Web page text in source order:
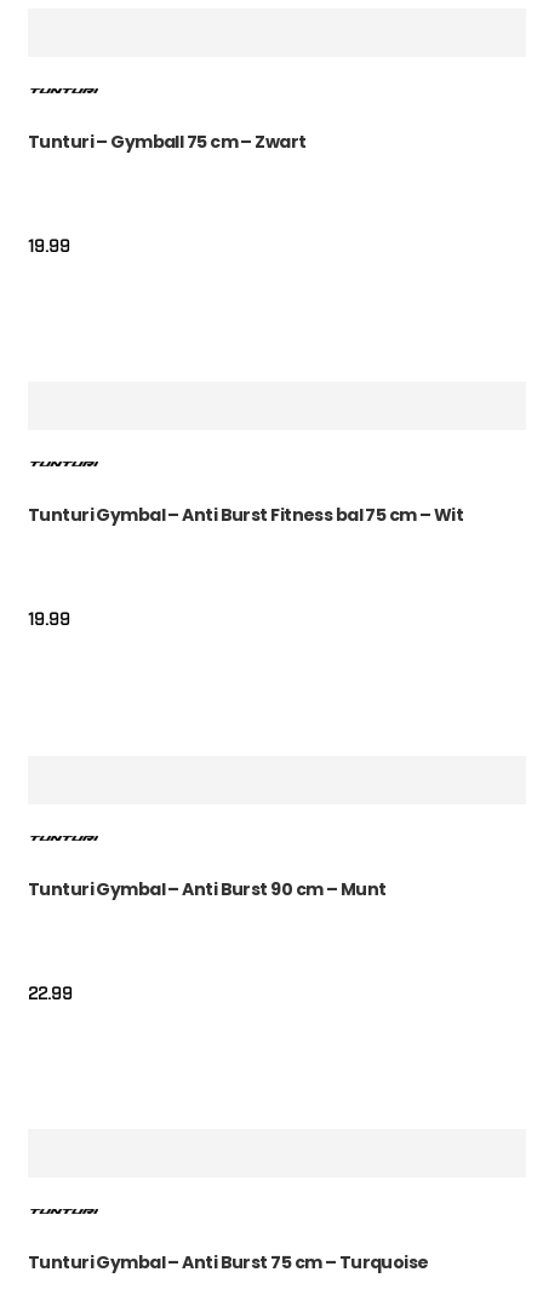
Tunturi – Gymball 75 cm – Zwart
19.99
Tunturi Gymbal – Anti Burst Fitness bal 75 cm – Wit
19.99
Tunturi Gymbal – Anti Burst 90 cm – Munt
22.99
Tunturi Gymbal – Anti Burst 75 cm – Turquoise